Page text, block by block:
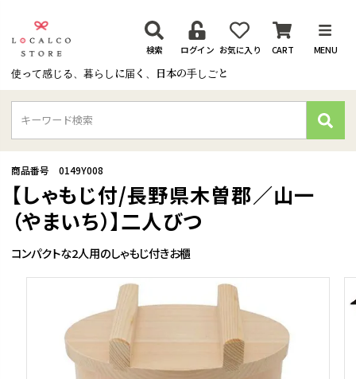
使って感じる、暮らしに届く、日本の手しごと
検索 ログイン お気に入り CART MENU
検
索
コンパクトな2人用のしゃもじ付きお櫃
【しゃもじ付/長野県木曽郡／山一
（やまいち）】二人びつ
商品番号 0149Y008